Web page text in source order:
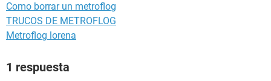
Como borrar un metroflog
TRUCOS DE METROFLOG
Metroflog lorena
1 respuesta